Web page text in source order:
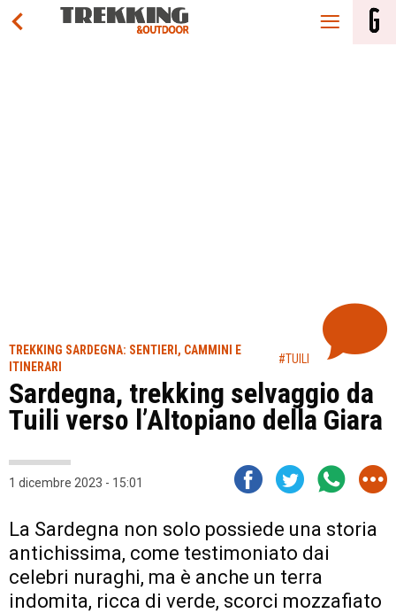
TREKKING SARDEGNA: SENTIERI, CAMMINI E
ITINERARI
#TUILI
Sardegna, trekking selvaggio da
Tuili verso l’Altopiano della Giara
1 dicembre 2023 - 15:01
La Sardegna non solo possiede una storia
antichissima, come testimoniato dai
celebri nuraghi, ma è anche un terra
indomita, ricca di verde, scorci mozzafiato